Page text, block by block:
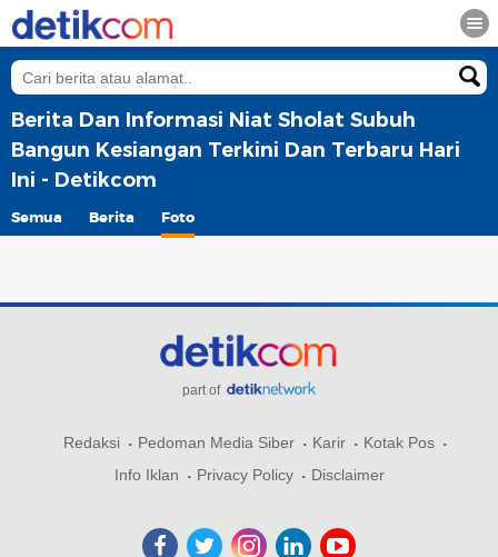
Berita Dan Informasi Niat Sholat Subuh
Bangun Kesiangan Terkini Dan Terbaru Hari
Ini - Detikcom
Semua Berita Foto
part of
Redaksi Pedoman Media Siber Karir
Kotak Pos
Info Iklan
Privacy Policy Disclaimer